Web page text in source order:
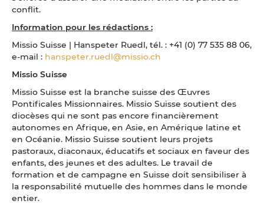
conflit.
Information pour les rédactions :
Missio Suisse | Hanspeter Ruedl, tél. : +41 (0) 77 535 88 06,
e-mail : hanspeter.ruedl@missio.ch
Missio Suisse
Missio Suisse est la branche suisse des Œuvres
Pontificales Missionnaires. Missio Suisse soutient des
diocèses qui ne sont pas encore financièrement
autonomes en Afrique, en Asie, en Amérique latine et
en Océanie. Missio Suisse soutient leurs projets
pastoraux, diaconaux, éducatifs et sociaux en faveur des
enfants, des jeunes et des adultes. Le travail de
formation et de campagne en Suisse doit sensibiliser à
la responsabilité mutuelle des hommes dans le monde
entier.